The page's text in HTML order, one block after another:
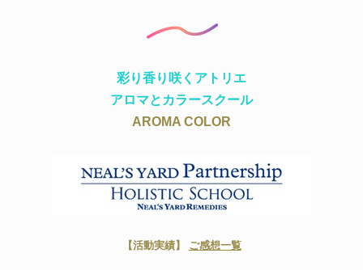
彩り香り咲くアトリエ
アロマとカラースクール
AROMA COLOR
【活動実績】 ご感想一覧